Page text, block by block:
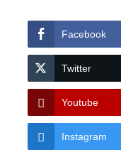
Facebook
Twitter
Youtube
Instagram